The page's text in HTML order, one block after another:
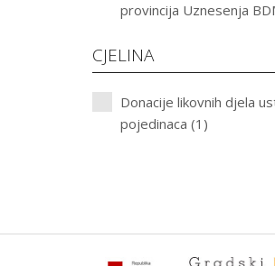
provincija Uznesenja
CJELINA
Donacije likovnih djela
pojedinaca (1)